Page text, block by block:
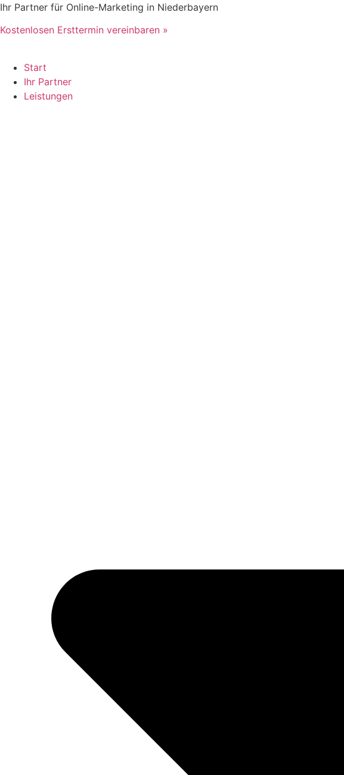
Zum
springen
Ihr Partner für Online-Marketing in Niederbayern
Kostenlosen Ersttermin vereinbaren »
Start
Ihr Partner
Leistungen